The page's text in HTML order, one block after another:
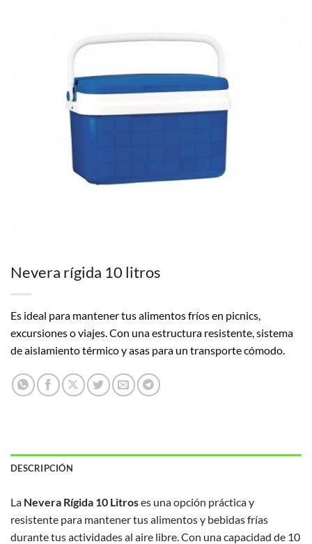
Nevera rígida 10 litros
Es ideal para mantener tus alimentos fríos en picnics,
excursiones o viajes. Con una estructura resistente, sistema
de aislamiento térmico y asas para un transporte cómodo.
DESCRIPCIÓN
La Nevera Rígida 10 Litroses una opción práctica y
resistente para mantener tus alimentos y bebidas frías
durante tus actividades al aire libre. Con una capacidad de 10